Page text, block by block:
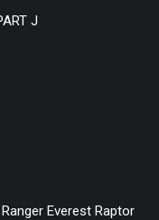
J
Everest Raptor